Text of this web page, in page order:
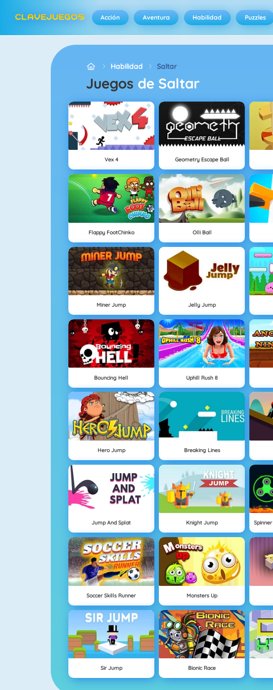
Acción Aventura Habilidad Puzzles
Habilidad Saltar
Juegos de Saltar
Vex 4 Geometry Escape Ball
Flappy FootChinko Olli Ball
Miner Jump Jelly Jump
Bouncing Hell Uphill Rush 8
Hero Jump Breaking Lines
Jump And Splat Knight Jump
Soccer Skills Runner Monsters Up
Sir Jump Bionic Race